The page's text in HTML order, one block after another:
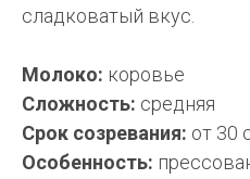
сладковатый вкус.
Молоко: коровье
Сложность: средняя
Срок созревания: от 30
Особенность: